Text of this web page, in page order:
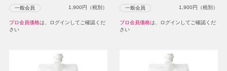
一般会員 1,900円（税別）
プロ会員価格は、ログインしてご確認くだ
さい
一般会員 1,900円（税別）
プロ会員価格は、ログインしてご確認くだ
さい